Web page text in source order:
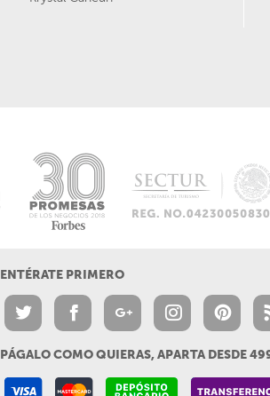
ENTÉRATE PRIMERO
PÁGALO COMO QUIERAS, APARTA DESDE